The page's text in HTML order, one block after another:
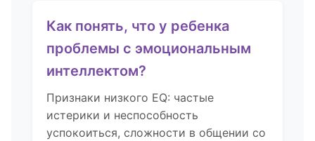
Как понять, что у ребенка
проблемы с эмоциональным
интеллектом?
Признаки низкого EQ: частые
истерики и неспособность
успокоиться, сложности в общении со